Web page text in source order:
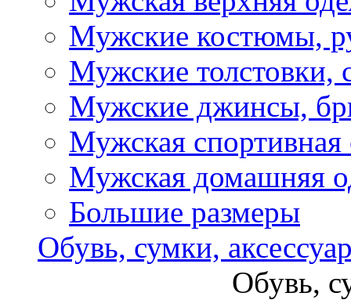
Мужские костюмы,
Мужские толстовки,
Мужские джинсы,
Мужская спортивная
Мужская домашняя
Большие размеры
Обувь, сумки,
Обувь,